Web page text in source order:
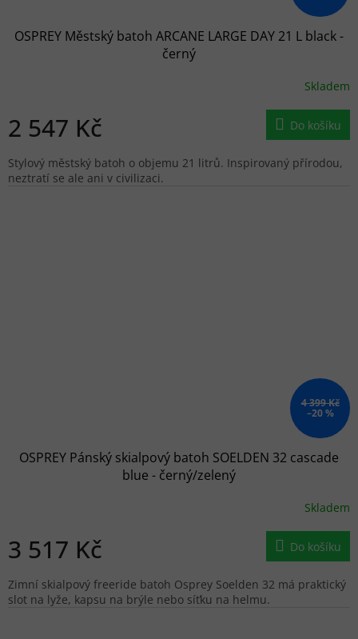
OSPREY Městský batoh ARCANE LARGE DAY 21 L black -
černý
Skladem
2 547 Kč Do košíku
Stylový městský batoh o objemu 21 litrů. Inspirovaný přírodou,
neztratí se ale ani v civilizaci.
4 399 Kč
–20 %
OSPREY Pánský skialpový batoh SOELDEN 32 cascade
blue - černý/zelený
Skladem
3 517 Kč Do košíku
Zimní skialpový freeride batoh Osprey Soelden 32 má praktický
slot na lyže, kapsu na brýle nebo síťku na helmu.